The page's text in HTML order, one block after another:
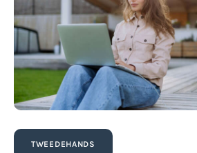
TWEEDEHANDS